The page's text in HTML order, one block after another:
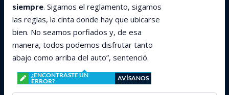
siempre. Sigamos el reglamento, sigamos
las reglas, la cinta donde hay que ubicarse
bien. No seamos porfiados y, de esa
manera, todos podemos disfrutar tanto
abajo como arriba del auto”, sentenció.
¿ENCONTRASTE UN
ERROR?
AVÍSANOS